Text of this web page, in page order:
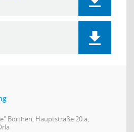
Börthen, Hauptstraße 20 a,